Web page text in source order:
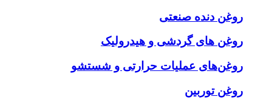
روغن دنده صنعتی
روغن‌ های گردشی و هیدرولیک
روغن‌های عملیات حرارتی و شستشو
روغن توربین